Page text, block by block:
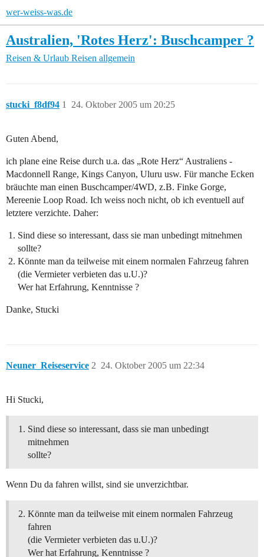
wer-weiss-was.de
Australien, 'Rotes Herz': Buschcamper ?
Reisen & Urlaub Reisen allgemein
stucki_f8df94 24. Oktober 2005 um 20:25
1
Guten Abend,
ich plane eine Reise durch u.a. das „Rote Herz“ Australiens -
Macdonnell Range, Kings Canyon, Uluru usw. Für manche Ecken
bräuchte man einen Buschcamper/4WD, z.B. Finke Gorge,
Mereenie Loop Road. Ich weiss noch nicht, ob ich eventuell auf
letztere verzichte. Daher:
Sind diese so interessant, dass sie man unbedingt mitnehmen
sollte?
Könnte man da teilweise mit einem normalen Fahrzeug fahren
(die Vermieter verbieten das u.U.)?
Wer hat Erfahrung, Kenntnisse ?
Danke, Stucki
Neuner_Reiseservice 24. Oktober 2005 um 22:34
2
Hi Stucki,
Sind diese so interessant, dass sie man unbedingt
mitnehmen
sollte?
Wenn Du da fahren willst, sind sie unverzichtbar.
Könnte man da teilweise mit einem normalen Fahrzeug
fahren
(die Vermieter verbieten das u.U.)?
Wer hat Erfahrung, Kenntnisse ?